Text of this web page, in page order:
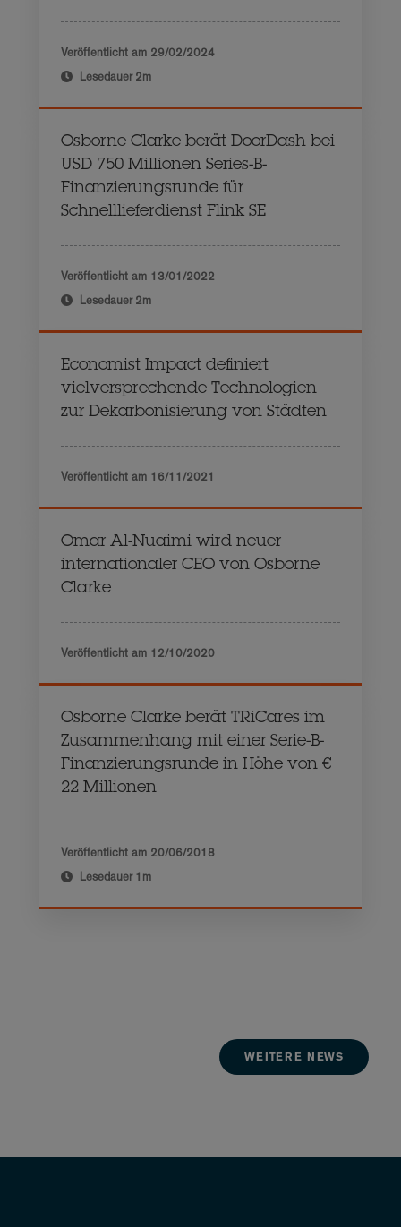
Veröffentlicht am 29/02/2024
Lesedauer 2m
Osborne Clarke berät DoorDash bei
USD 750 Millionen Series-B-
Finanzierungsrunde für
Schnelllieferdienst Flink SE
Veröffentlicht am 13/01/2022
Lesedauer 2m
Economist Impact definiert
vielversprechende Technologien
zur Dekarbonisierung von Städten
Veröffentlicht am 16/11/2021
Omar Al-Nuaimi wird neuer
internationaler CEO von Osborne
Clarke
Veröffentlicht am 12/10/2020
Osborne Clarke berät TRiCares im
Zusammenhang mit einer Serie-B-
Finanzierungsrunde in Höhe von €
22 Millionen
Veröffentlicht am 20/06/2018
Lesedauer 1m
WEITERE NEWS